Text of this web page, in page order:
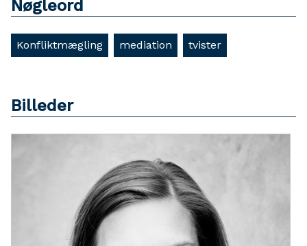
Nøgleord
Konfliktmægling mediation tvister
Billeder